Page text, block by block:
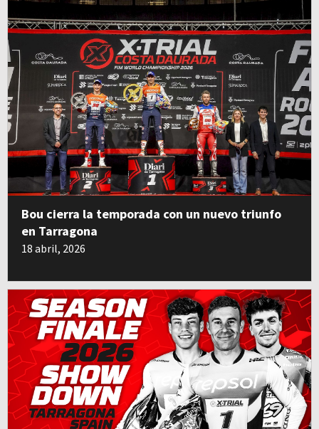
Bou cierra la temporada con un nuevo triunfo
en Tarragona
18 abril, 2026